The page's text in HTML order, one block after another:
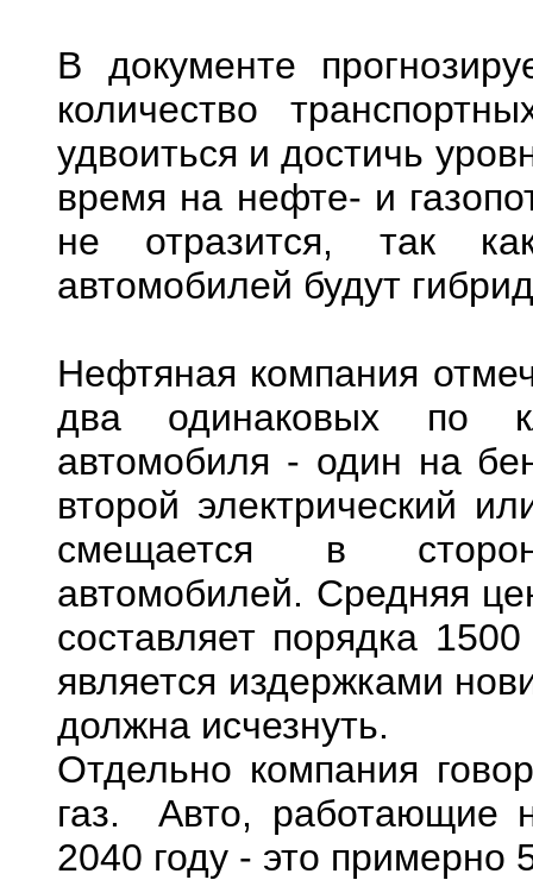
В документе
количество
удвоиться и достичь
время на нефте- и
не отразится, так
автомобилей будут
Нефтяная компания
два одинаковых по
автомобиля - один на
второй электрический
смещается в
автомобилей. Средняя
составляет порядка
является издержками
должна исчезнуть.
Отдельно компания
газ. Авто, работающие
2040 году - это примерно